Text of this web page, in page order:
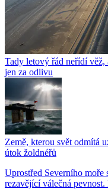
Tady letový řád neřídí věž,
jen za odlivu
Země, kterou svět odmítá
útok žoldnéřů
Uprostřed Severního
rezavějící válečná